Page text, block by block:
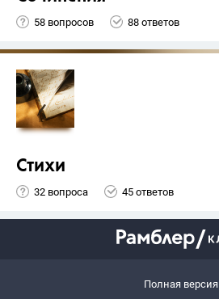
58 вопросов 88 ответов
Стихи
32 вопроса 45 ответов
Полная версия